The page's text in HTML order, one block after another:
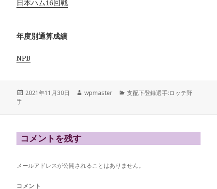
日本ハム16回戦
年度別通算成績
NPB
投
2021年11月30日
作
wpmaster
カ
支配下登録選手:ロッテ野
手
コメントを残す
メールアドレスが公開されることはありません。
コメント